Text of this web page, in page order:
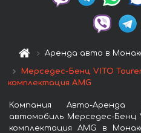
Аренда авто в
Мерседес-Бенц VITO
комплектация AMG
Компания Авто-
автомобиль Мерседес-Бенц
комплектация AMG в